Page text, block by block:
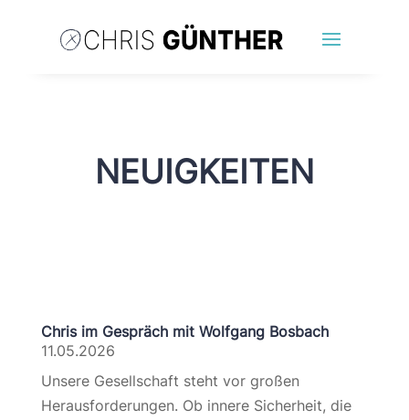
NEUIGKEITEN
Chris im Gespräch mit Wolfgang Bosbach
11.05.2026
Unsere Gesellschaft steht vor großen
Herausforderungen. Ob innere Sicherheit, die